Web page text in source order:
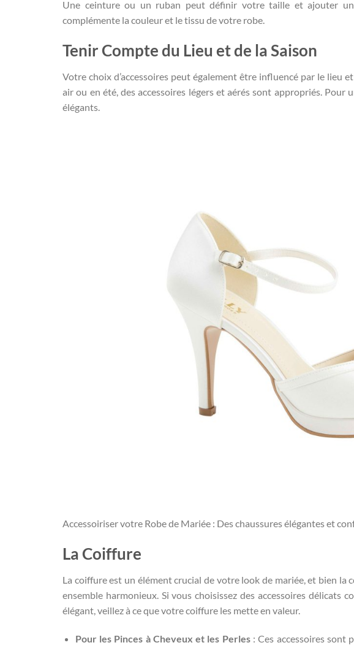
Une ceinture ou un ruban peut définir votre taille et ajouter
complémente la couleur et le tissu de votre robe.
Tenir Compte du Lieu et de la Saison
Votre choix d’accessoires peut également être influencé par le lieu
air ou en été, des accessoires légers et aérés sont appropriés. Pour
élégants.
Accessoiriser votre Robe de Mariée : Des chaussures élégantes et
La Coiffure
La coiffure est un élément crucial de votre look de mariée, et bien la
ensemble harmonieux. Si vous choisissez des accessoires délicats
élégant, veillez à ce que votre coiffure les mette en valeur.
Pour les Pinces à Cheveux et les Perles: Ces accessoires sont